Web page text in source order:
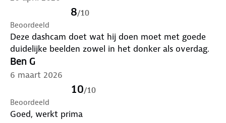
8/10
Beoordeeld
Deze dashcam doet wat hij doen moet met goede
duidelijke beelden zowel in het donker als overdag.
Ben G
6 maart 2026
10/10
Beoordeeld
Goed, werkt prima